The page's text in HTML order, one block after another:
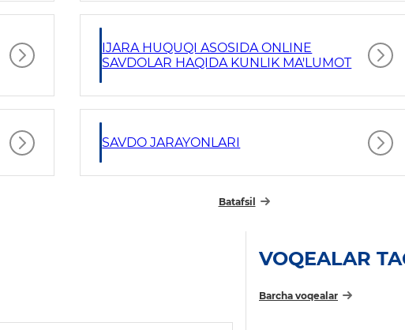
IJARA HUQUQI ASOSIDA ONLINE
SAVDOLAR HAQIDA KUNLIK MA'LUMOT
SAVDO JARAYONLARI
Batafsil
VOQEALAR
Barcha voqealar